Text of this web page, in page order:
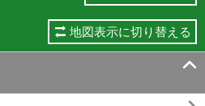
地図表示に切り替える
